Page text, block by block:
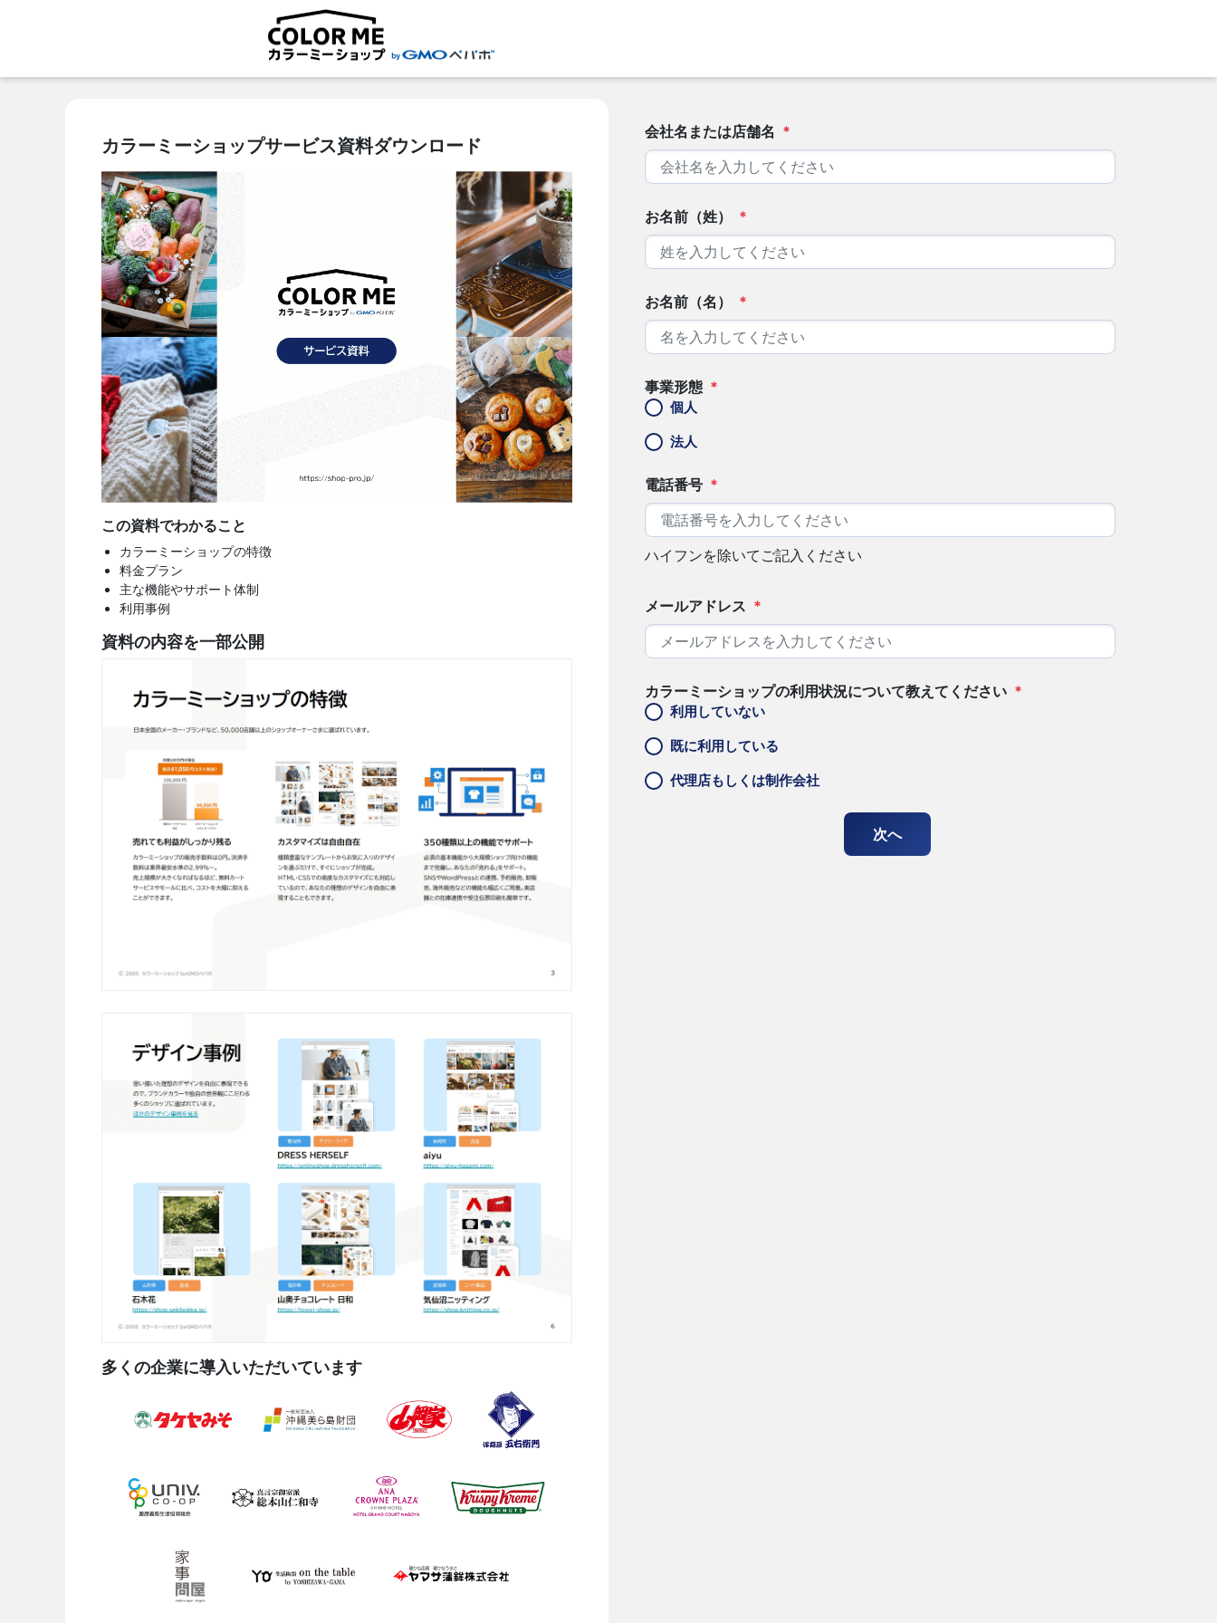
カラーミーショップサービス資料ダウンロード
この資料でわかること
カラーミーショップの特徴
料金プラン
主な機能やサポート体制
利用事例
資料の内容を一部公開
多くの企業に導入いただいています
会社名または店舗名 *
お名前（姓） *
お名前（名） *
事業形態 *
個人
法人
電話番号 *
ハイフンを除いてご記入ください
メールアドレス *
カラーミーショップの利用状況について教えてください *
利用していない
既に利用している
代理店もしくは制作会社